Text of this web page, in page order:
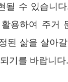
될 수 있습니
용하여 주거
된 삶을 살아
기를 바랍니다.